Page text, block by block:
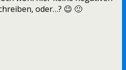
oder…? 😉 🙂